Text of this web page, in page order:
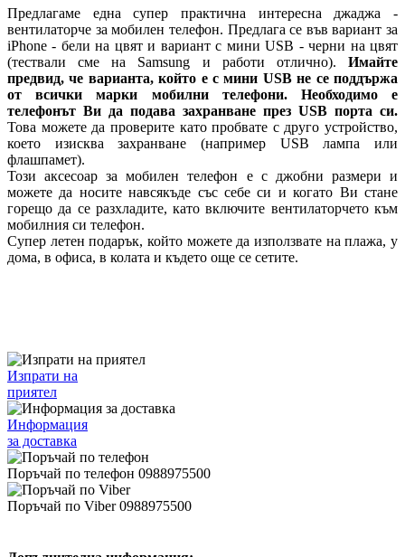
Предлагаме една супер практична интересна джаджа -
вентилаторче за мобилен телефон. Предлага се във вариант за
iPhone - бели на цвят и вариант с мини USB - черни на цвят
(тествали сме на Samsung и работи отлично). Имайте
предвид, че варианта, който е с мини USB не се поддържа
от всички марки мобилни телефони.
Необходимо е
телефонът Ви да подава захранване през USB порта си.
Това можете да проверите като пробвате с друго устройство,
което изисква захранване (например USB лампа или
флашпамет).
Този аксесоар за мобилен телефон е с джобни размери и
можете да носите навсякъде със себе си и когато Ви стане
горещо да се разхладите, като включите вентилаторчето към
мобилния си телефон.
Супер летен подарък, който можете да използвате на плажа, у
дома, в офиса, в колата и където още се сетите.
Изпрати на
приятел
Информация
за доставка
Поръчай по телефон 0988975500
Поръчай по Viber 0988975500